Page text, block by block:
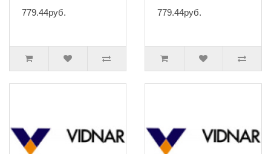
779.44руб.
779.44руб.